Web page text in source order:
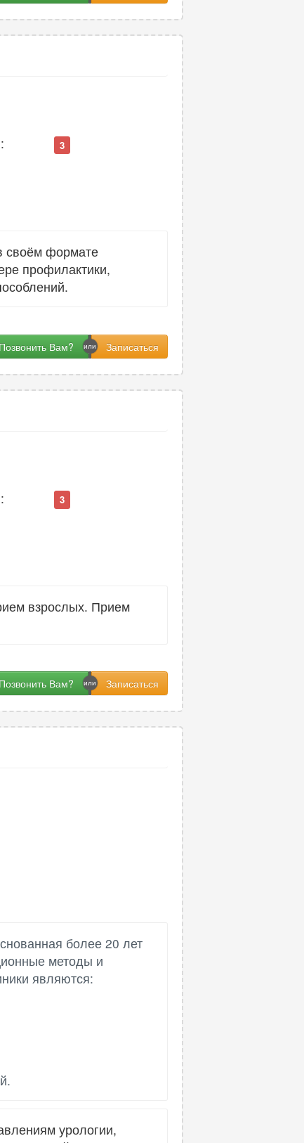
3
своём формате
профилактики,
Позвонить Вам?
3
взрослых. Прием
Позвонить Вам?
более 20 лет
методы и
являются:
урологии,